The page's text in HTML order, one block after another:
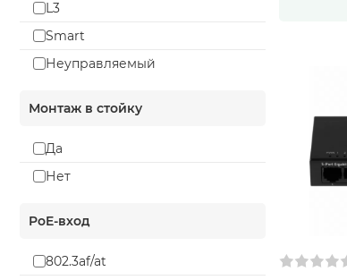
L3
Smart
Неуправляемый
Монтаж в стойку
Да
Нет
PoE-вход
802.3af/at